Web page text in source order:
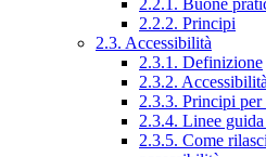
2.2.2. Principi
2.3. Accessibilità
2.3.1. Definizione
2.3.2.
2.3.3. Principi per
2.3.4. Linee
2.3.5. Come